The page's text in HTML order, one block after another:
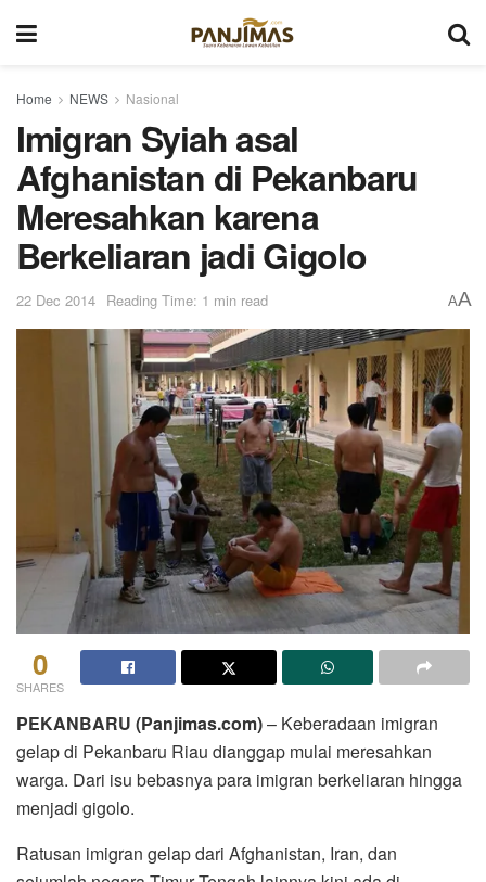
Home NEWS Nasional
Imigran Syiah asal
Afghanistan di Pekanbaru
Meresahkan karena
Berkeliaran jadi Gigolo
22 Dec 2014 Reading Time: 1 min read AA
0
SHARES
PEKANBARU (Panjimas.com)– Keberadaan imigran
gelap di Pekanbaru Riau dianggap mulai meresahkan
warga. Dari isu bebasnya para imigran berkeliaran hingga
menjadi gigolo.
Ratusan imigran gelap dari Afghanistan, Iran, dan